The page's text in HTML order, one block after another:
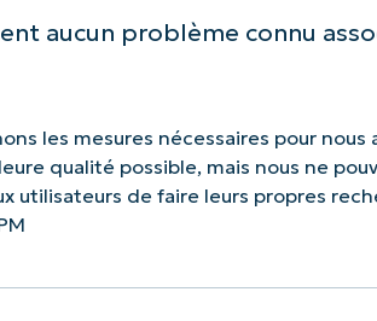
aucun problème connu
les mesures nécessaires pour
qualité possible, mais nous ne
utilisateurs de faire leurs propres